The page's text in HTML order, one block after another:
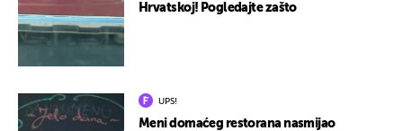
Hrvatskoj! Pogledajte zašto
UPS!
Meni domaćeg restorana nasmijao